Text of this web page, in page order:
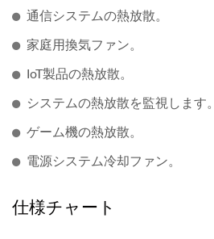
通信システムの熱放散。
家庭用換気ファン。
IoT製品の熱放散。
システムの熱放散を監視します。
ゲーム機の熱放散。
電源システム冷却ファン。
仕様チャート